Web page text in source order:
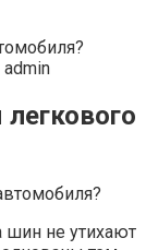
admin
шин не утихают